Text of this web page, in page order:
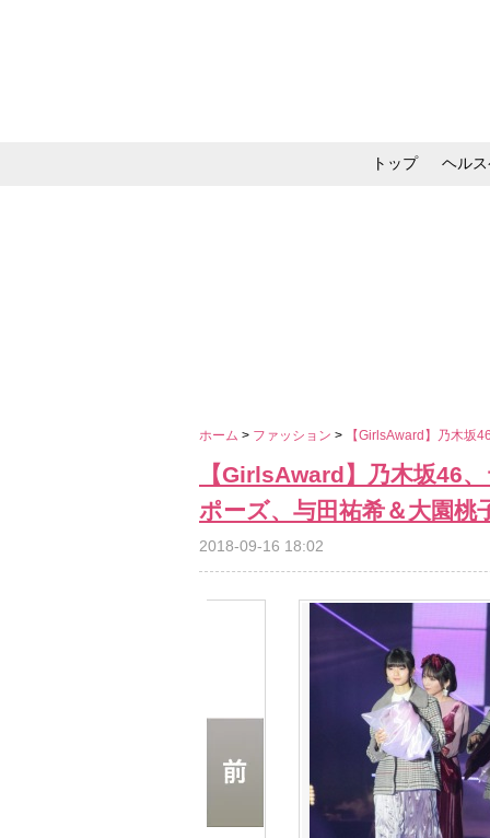
トップ ヘル
ホーム > ファッション > 【GirlsAward】乃木坂
【GirlsAward】乃木坂46
ポーズ、与田祐希＆大園桃
2018-09-16 18:02